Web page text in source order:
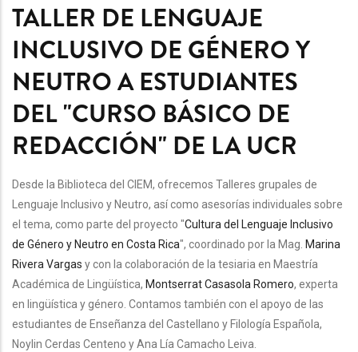
TALLER DE LENGUAJE
INCLUSIVO DE GÉNERO Y
NEUTRO A ESTUDIANTES
DEL "CURSO BÁSICO DE
REDACCIÓN" DE LA UCR
Desde la Biblioteca del CIEM, ofrecemos Talleres grupales de
Lenguaje Inclusivo y Neutro, así como asesorías individuales sobre
el tema, como parte del proyecto "Cultura del Lenguaje Inclusivo
de Género y Neutro en Costa Rica", coordinado por la Mag. Marina
Rivera Vargas y con la colaboración de la tesiaria en Maestría
Académica de Lingüística, Montserrat Casasola Romero, experta
en lingüística y género. Contamos también con el apoyo de las
estudiantes de Enseñanza del Castellano y Filología Española,
Noylin Cerdas Centeno y Ana Lía Camacho Leiva.